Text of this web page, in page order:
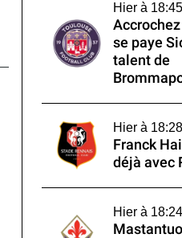
Hier à 18:45
Accrochez
se paye
talent de
Hier à 18:28
Franck
déjà avec
Hier à 18:24